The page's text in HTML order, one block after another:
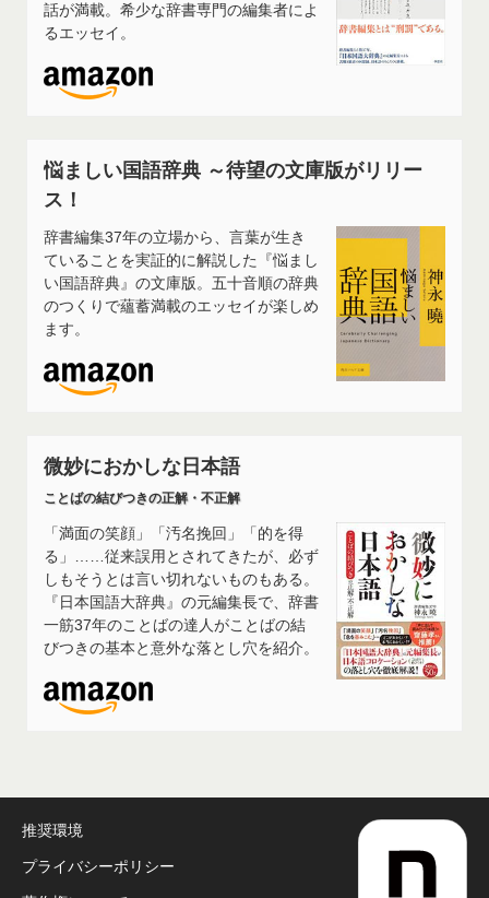
話が満載。希少な辞書専門の編集者によ
るエッセイ。
悩ましい国語辞典 ～待望の文庫版がリリー
ス！
辞書編集37年の立場から、言葉が生き
ていることを実証的に解説した『悩まし
い国語辞典』の文庫版。五十音順の辞典
のつくりで蘊蓄満載のエッセイが楽しめ
ます。
微妙におかしな日本語
ことばの結びつきの正解・不正解
「満面の笑顔」「汚名挽回」「的を得
る」……従来誤用とされてきたが、必ず
しもそうとは言い切れないものもある。
『日本国語大辞典』の元編集長で、辞書
一筋37年のことばの達人がことばの結
びつきの基本と意外な落とし穴を紹介。
推奨環境
プライバシーポリシー